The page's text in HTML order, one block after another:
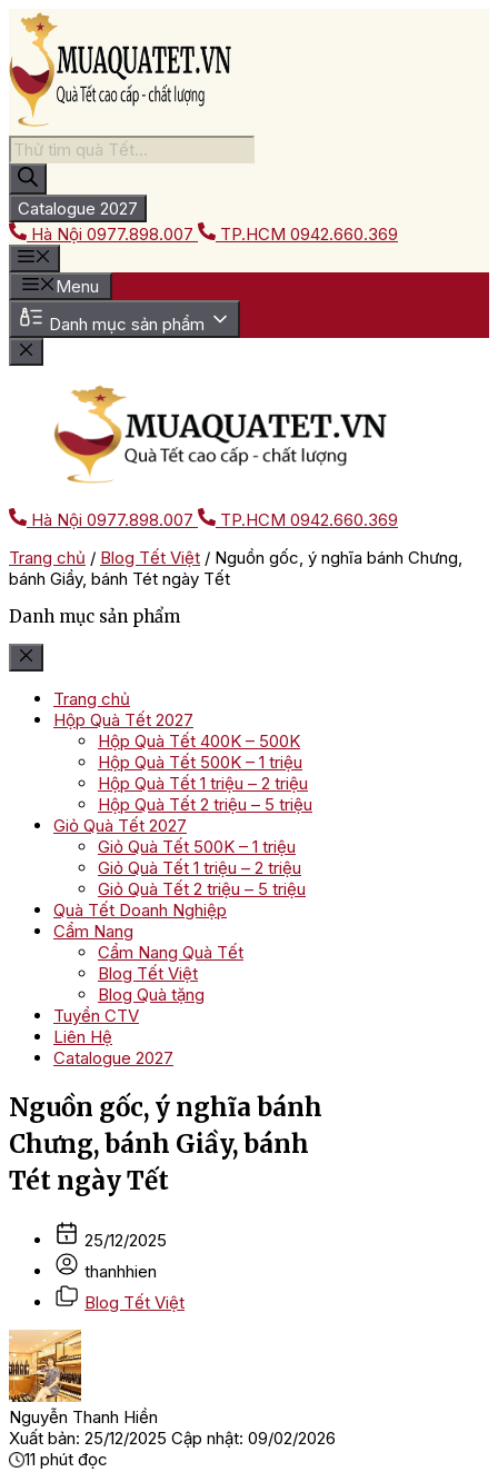
Chuyển
đến
nội
dung
Tìm
kiếm
sản
phẩm
Catalogue 2027
Hà Nội 0977.898.007 TP.HCM 0942.660.369
Menu
Danh mục sản phẩm
Hà Nội 0977.898.007 TP.HCM 0942.660.369
Trang chủ / Blog Tết Việt / Nguồn gốc, ý nghĩa bánh Chưng,
bánh Giầy, bánh Tét ngày Tết
Danh mục sản phẩm
Trang chủ
Hộp Quà Tết 2027
Hộp Quà Tết 400K – 500K
Hộp Quà Tết 500K – 1 triệu
Hộp Quà Tết 1 triệu – 2 triệu
Hộp Quà Tết 2 triệu – 5 triệu
Giỏ Quà Tết 2027
Giỏ Quà Tết 500K – 1 triệu
Giỏ Quà Tết 1 triệu – 2 triệu
Giỏ Quà Tết 2 triệu – 5 triệu
Quà Tết Doanh Nghiệp
Cẩm Nang
Cẩm Nang Quà Tết
Blog Tết Việt
Blog Quà tặng
Tuyển CTV
Liên Hệ
Catalogue 2027
Nguồn gốc, ý nghĩa bánh
Chưng, bánh Giầy, bánh
Tét ngày Tết
25/12/2025
thanhhien
Blog Tết Việt
Nguyễn Thanh Hiền
Xuất bản: 25/12/2025 Cập nhật: 09/02/2026
11 phút đọc